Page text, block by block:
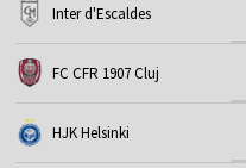
Inter d'Escaldes
FC CFR 1907 Cluj
HJK Helsinki